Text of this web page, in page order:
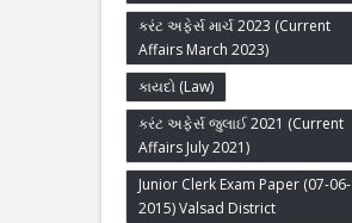
કરંટ અફેર્સ માર્ચ 2023 (Current
Affairs March 2023)
કાયદો (Law)
કરંટ અફેર્સ જુલાઈ 2021 (Current
Affairs July 2021)
Junior Clerk Exam Paper (07-06-
2015) Valsad District